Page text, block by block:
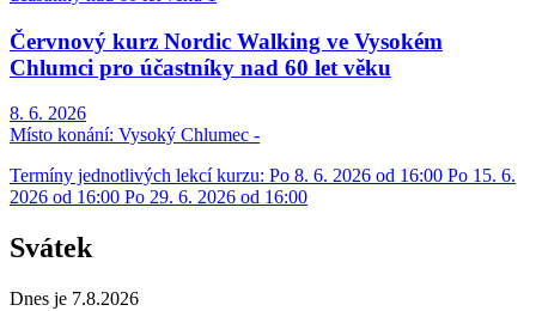
Červnový kurz Nordic Walking ve Vysokém
Chlumci pro účastníky nad 60 let věku
8. 6. 2026
Místo konání: Vysoký Chlumec -
Termíny jednotlivých lekcí kurzu: Po 8. 6. 2026 od 16:00 Po 15. 6.
2026 od 16:00 Po 29. 6. 2026 od 16:00
Svátek
Dnes je 7.8.2026